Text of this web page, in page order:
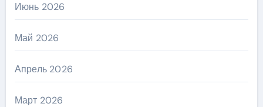
Июнь 2026
Май 2026
Апрель 2026
Март 2026